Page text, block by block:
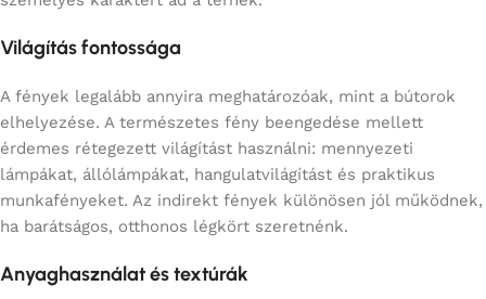
Világítás fontossága
A fények legalább annyira meghatározóak, mint a bútorok
elhelyezése. A természetes fény beengedése mellett
érdemes rétegezett világítást használni: mennyezeti
lámpákat, állólámpákat, hangulatvilágítást és praktikus
munkafényeket. Az indirekt fények különösen jól működnek,
ha barátságos, otthonos légkört szeretnénk.
Anyaghasználat és textúrák